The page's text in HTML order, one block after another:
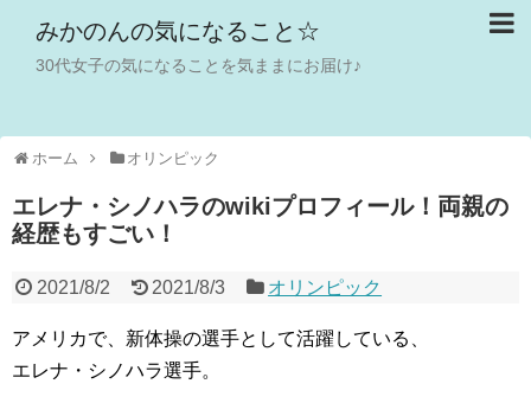
みかのんの気になること☆
30代女子の気になることを気ままにお届け♪
ホーム オリンピック
エレナ・シノハラのwikiプロフィール！両親の
経歴もすごい！
2021/8/2 2021/8/3 オリンピック
アメリカで、新体操の選手として活躍している、
エレナ・シノハラ選手。